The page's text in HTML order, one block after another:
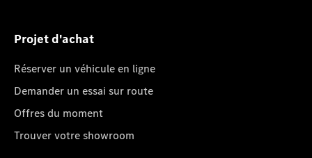
Projet d'achat
Réserver un véhicule en ligne
Demander un essai sur route
Offres du moment
Trouver votre showroom